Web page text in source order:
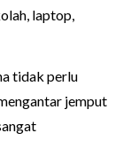
laptop,
tidak perlu
jemput